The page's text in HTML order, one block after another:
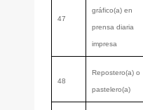
47
gráfico(a) en
prensa diaria
impresa
48
Repostero(a) o
pastelero(a)